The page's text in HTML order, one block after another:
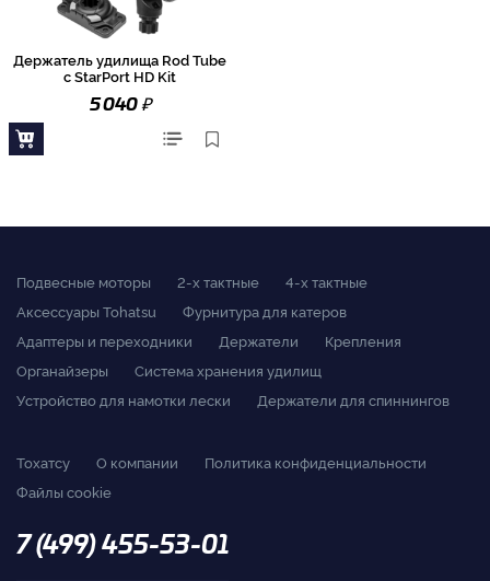
Держатель удилища Rod Tube
с StarPort HD Kit
5 040₽
Подвесные моторы 2-x тактные
4-x тактные
Аксессуары Tohatsu
Фурнитура для катеров
Адаптеры и переходники
Держатели
Крепления
Органайзеры
Система хранения удилищ
Устройство для намотки лески
Держатели для спиннингов
Тохатсу О компании
Политика конфиденциальности
Файлы cookie
7 (499) 455-53-01